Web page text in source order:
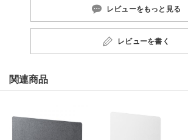
レビューをもっと見る
レビューを書く
関連商品